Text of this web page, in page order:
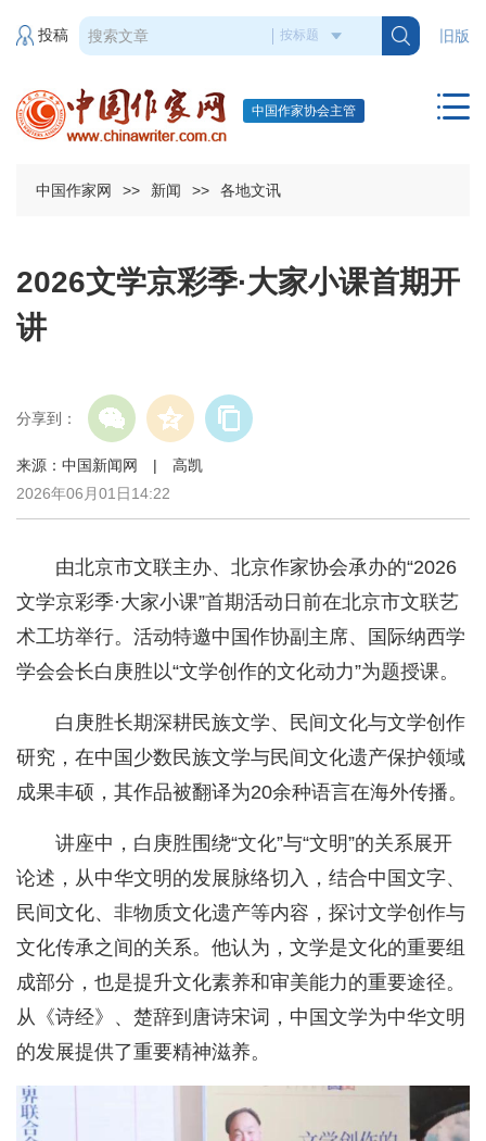
旧版
投稿
中国作家协会主管
中国作家网 >> 新闻 >> 各地文讯
2026文学京彩季·大家小课首期开
讲
分享到：
来源：中国新闻网 | 高凯
2026年06月01日14:22
由北京市文联主办、北京作家协会承办的“2026
文学京彩季·大家小课”首期活动日前在北京市文联艺
术工坊举行。活动特邀中国作协副主席、国际纳西学
学会会长白庚胜以“文学创作的文化动力”为题授课。
白庚胜长期深耕民族文学、民间文化与文学创作
研究，在中国少数民族文学与民间文化遗产保护领域
成果丰硕，其作品被翻译为20余种语言在海外传播。
讲座中，白庚胜围绕“文化”与“文明”的关系展开
论述，从中华文明的发展脉络切入，结合中国文字、
民间文化、非物质文化遗产等内容，探讨文学创作与
文化传承之间的关系。他认为，文学是文化的重要组
成部分，也是提升文化素养和审美能力的重要途径。
从《诗经》、楚辞到唐诗宋词，中国文学为中华文明
的发展提供了重要精神滋养。